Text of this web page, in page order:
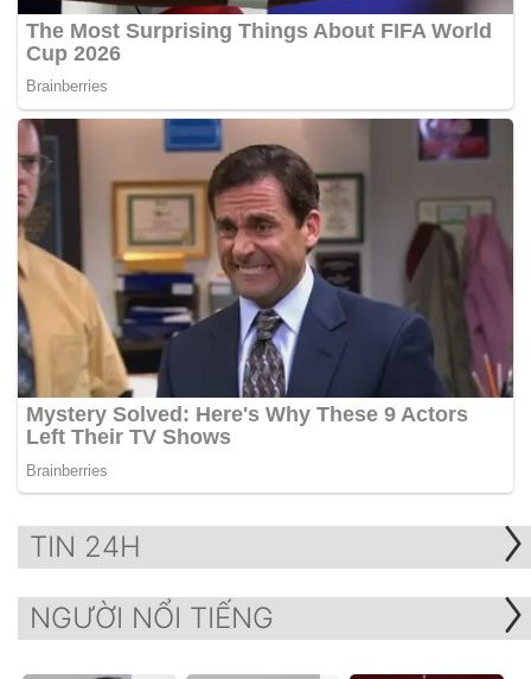
TIN 24H
NGƯỜI NỔI TIẾNG